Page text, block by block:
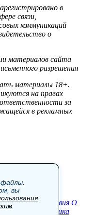
в
связи,
коммуникаций
о
материалов сайта
разрешения
материалы 18+.
на правах
за
в рекламных
Происшествия О
релизы Политика
вы